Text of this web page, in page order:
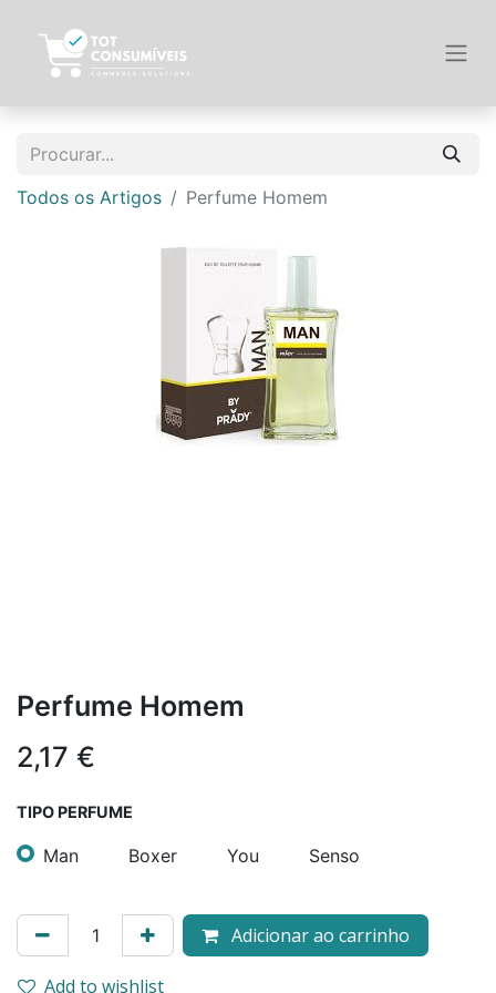
Todos os Artigos Perfume Homem
Perfume Homem
2,17 €
TIPO PERFUME
Man Boxer You Senso
Adicionar ao carrinho
Add to wishlist